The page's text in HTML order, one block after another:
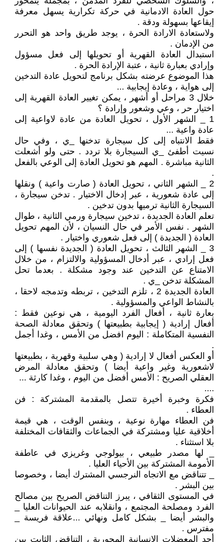
حول العادة الادمانية في حركة تكرارية يسهل معرفة
إيقاعها بسهولة ودقة .
ولاستعادة الارادة الحرة ، يوجد طريق واحد هو التحرر
من الإدمان .
استبدال العادة القهرية أو تحويلها إلى فعل مسؤول
وإرادي بعبارة ثانية ، عتبة الإرادة الحرة .
هذا الموضوع عرضته بشكل برنامج لتحويل عادة التدخين
إلى هواية ، وعادة إيجابية ...
خلال 3 مراحل أو أشهر ، يمكن تغيير العادة القهرية إلى
اختيار حر ، وعي وشعور وإرادة ؟
1 _ الشهر الأول ، تحويل العادة من عادة لاواعية إلى
عادة واعية ...
فقط الانتباه إلى كل سيجارة تدخنها _ي ، وفي حال
نسيت أطفئ _ي السيجارة بلا تردد . حتى ولو أشعلت
الثانية مباشرة . المهم هو تحويل العادة إلى الوعي بالفعل
.
2 _ الشهر الثاني ، تحويل العادة ( صارت واعية ) ونقلها
إلى عادة شعورية ، عبر إدخال الاختيار . تدخن سيجارة ،
السيجارة الثانية ترميها بدون تدخين .
تعلم العادة الجديدة ، تدخين سيجارة ورمي الثانية ، طوال
الشهر . نفس الأمر في حال النسيان ، لأن المهم تحويل
العادة ( الجديدة ) إلى فعل شعوري واختيار .
3 _ الشهر الثالث ، تحويل العادة ( الجديدة نفسها ) إلى
فعل إرادي ، عبر أدخال المسؤولية والالتزام ، من خلال
الامتناع عن التدخين عند وجود مشكلة . بعدما تحل
المشكلة تدخن _ي .
العادة الجديدة 2 ، تلزم التدخين ، تربطه وتدمجه لاحقا ،
بالنشاط الواعي والمسؤولية .
بعارة ثانية ، أفعال الفرد اليومية ، هي نوعين فقط :
أفعال إرادية ( إيجابية بطبيعتها ) وتحقق معادلة الصحة
النفسية المتكاملة : اليوم افضل من الأمس ، وغدا أجمل
.
أو العكس أفعال لا إرادية ( وهي سلبية وقهرية ، بطبيعتها
لاشعورية وغير واعية أيضا ) وتحقق معادلة المرض
العقلي الصريح : الأمس أفضل من اليوم ، وغدا كارثة ...
....
فكرة وخبرة أخيرة تتصل بالمقدمة المشتركة : فن
العطاء .
فن العطاء مهارة نوعية ، وبنفس الوقت ، هي قيمة
أخلاقية عليا ومشتركة في الجماعات والثقافات المختلفة
بلا استثناء .
_ لها مصدر طبيعي ، بيولوجي وغريزي في عاطفة
الأمومة المشتركة بين الأحياء العليا .
_ تتناقض مع الاتجاه النرجسي المشترك أيضا ، وخصوصا
بين البشر .
في المستوى الثقافي ، يبرز التناقض الصريح بين مصالح
الفرد ومصلحة المجتمع ، وانقلابه عند الحيوانات العليا _
والبشر أيضا _ بشكل كامل ونهائي ...علاقة فريسة _
مفترس .
أحد المعضلات الإنسانية المحورية ، التناقض الثابت بين